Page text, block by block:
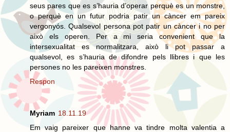
seus pares que es s’hauria d’operar perquè es un monstre,
o perquè en un futur podria patir un càncer em pareix
vergonyós. Qualsevol persona pot patir un càncer i no per
això els operen. Per a mi seria convenient que la
intersexualitat es normalitzara, això li pot passar a
qualsevol, es s’hauria de difondre pels llibres i que les
persones no les pareixen monstres.
Respon
Myriam 18.11.19
Em vaig pareixer que hanne va tindre molta valentia a